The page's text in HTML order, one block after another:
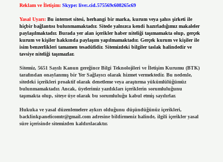
Reklam ve İletişim: Skype: live:.cid.575569c608265c69
Yasal Uyarı: Bu internet sitesi, herhangi bir marka, kurum veya şahıs şirketi ile
hiçbir bağlantısı bulunmamaktadır. Sitede yalnızca kendi hazırladığımız makaleler
paylaşılmaktadır. Burada yer alan içerikler haber niteliği taşımamakta olup, gerçek
kurum ve kişiler hakkında paylaşım yapılmamaktadır. Gerçek kurum ve kişiler ile
isim benzerlikleri tamamen tesadüfidir. Sitemizdeki bilgiler taslak halindedir ve
tavsiye niteliği taşımazlar.
Sitemiz, 5651 Sayılı Kanun gereğince Bilgi Teknolojileri ve İletişim Kurumu (BTK)
tarafından onaylanmış bir Yer Sağlayıcı olarak hizmet vermektedir. Bu nedenle,
sitedeki içerikleri proaktif olarak denetleme veya araştırma yükümlülüğümüz
bulunmamaktadır. Ancak, üyelerimiz yazdıkları içeriklerin sorumluluğunu
taşımakta olup, siteye üye olarak bu sorumluluğu kabul etmiş sayılırlar.
Hukuka ve yasal düzenlemelere aykırı olduğunu düşündüğünüz içerikleri,
backlinkpanelicomtr@gmail.comadresine bildirmeniz halinde, ilgili içerikler yasal
süre içerisinde sitemizden kaldırılacaktır.